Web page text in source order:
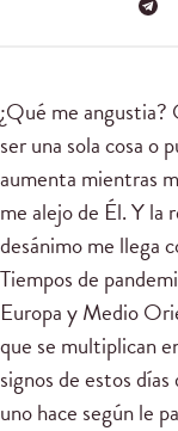
¿Qué me angustia?
ser una sola cosa o
aumenta mientras
me alejo de Él. Y la
desánimo me llega
Tiempos de
Europa y Medio
que se multiplican
signos de estos
uno hace según le